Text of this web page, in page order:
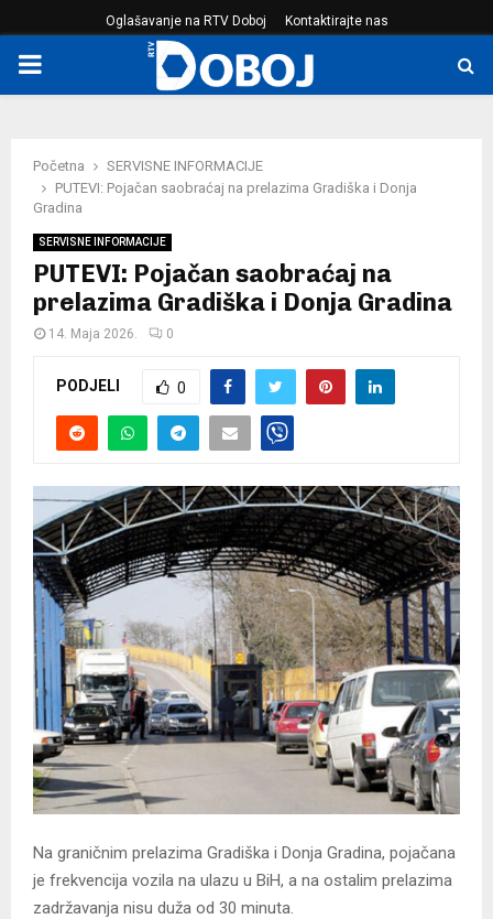
Oglašavanje na RTV Doboj Kontaktirajte nas
PRIMARY
Početna
SERVISNE INFORMACIJE
PUTEVI: Pojačan saobraćaj na prelazima Gradiška i Donja
Gradina
SERVISNE INFORMACIJE
PUTEVI: Pojačan saobraćaj na
prelazima Gradiška i Donja Gradina
14. Maja 2026. 0
PODJELI 0
Na graničnim prelazima Gradiška i Donja Gradina, pojačana
je frekvencija vozila na ulazu u BiH, a na ostalim prelazima
zadržavanja nisu duža od 30 minuta.